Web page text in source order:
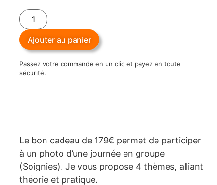
Ajouter au panier
Passez votre commande en un clic et payez en toute
sécurité.
Le bon cadeau de 179€ permet de participer
à un photo d’une journée en groupe
(Soignies). Je vous propose 4 thèmes, alliant
théorie et pratique.